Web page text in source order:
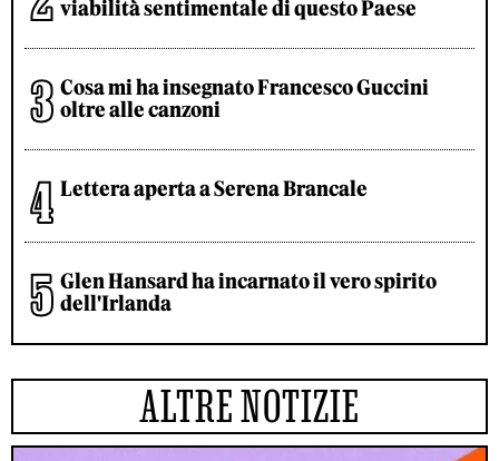
viabilità sentimentale di questo Paese
Cosa mi ha insegnato Francesco Guccini
oltre alle canzoni
Lettera aperta a Serena Brancale
Glen Hansard ha incarnato il vero spirito
dell'Irlanda
ALTRE NOTIZIE